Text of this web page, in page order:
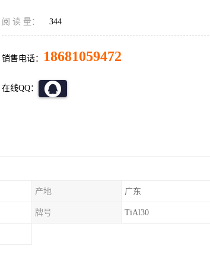
阅 读 量： 344
销售电话： 18681059472
在线QQ：
产地 广东
牌号 TiAl30